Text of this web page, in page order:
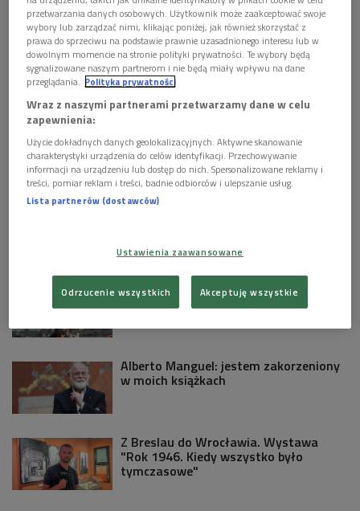
Obserwuj nas na
Google News
2 sierpnia 2009, godz. 9:45
Gonzagi, markiza Mantui, jednej z czołowych postaci włoskiego
renesansu, która gościła na swym dworze Leonarda da Vinci.
Zobacz więcej na temat: bożena fabiani
KULTURA W POLSKIM RADIU:
Święto Królowej Polskich Rzek - już
jutro zaczyna się 10. Festiwal Wisły
Alberto Manguel: jestem zakorzeniony
w moich książkach
Z Breslau do Wrocławia. Wystawa
"Rok 1946. Kiedy wszystko było
tymczasowe"
przetwarzania danych osobowych. Użytkownik może zaakceptować swoje
wybory lub zarządzać nimi, klikając poniżej, jak również skorzystać z
prawa do sprzeciwu na podstawie prawnie uzasadnionego interesu lub w
dowolnym momencie na stronie polityki prywatności. Te wybory będą
sygnalizowane naszym partnerom i nie będą miały wpływu na dane
przeglądania. Polityka prywatności
Wraz z naszymi partnerami przetwarzamy dane w celu
zapewnienia:
Użycie dokładnych danych geolokalizacyjnych. Aktywne skanowanie
charakterystyki urządzenia do celów identyfikacji. Przechowywanie
informacji na urządzeniu lub dostęp do nich. Spersonalizowane reklamy i
treści, pomiar reklam i treści, badnie odbiorców i ulepszanie usług.
Lista partnerów (dostawców)
Ustawienia zaawansowane
Odrzucenie wszystkich Akceptuję wszystkie